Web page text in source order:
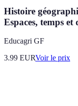
Histoire
Espaces, temps
Educagri GF
3.99 EURVoir le prix